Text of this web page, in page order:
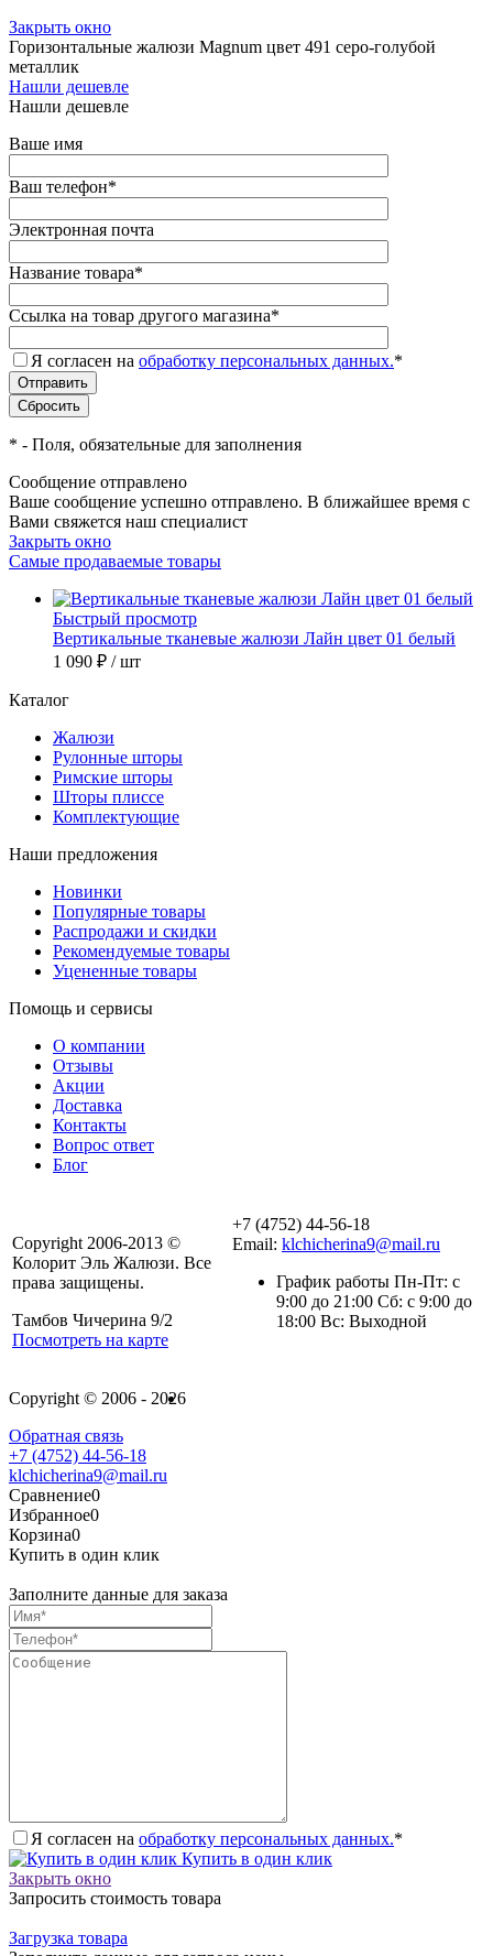
Закрыть окно
Горизонтальные жалюзи Magnum цвет 491 серо-голубой
металлик
Нашли дешевле
Нашли дешевле
Ваше имя
Ваш телефон*
Электронная почта
Название товара*
Ссылка на товар другого магазина*
Я согласен на обработку персональных данных.*
* - Поля, обязательные для заполнения
Сообщение отправлено
Ваше сообщение успешно отправлено. В ближайшее время с
Вами свяжется наш специалист
Закрыть окно
Самые продаваемые товары
Быстрый просмотр
Вертикальные тканевые жалюзи Лайн цвет 01 белый
1 090 ₽ / шт
Каталог
Жалюзи
Рулонные шторы
Римские шторы
Шторы плиссе
Комплектующие
Наши предложения
Новинки
Популярные товары
Распродажи и скидки
Рекомендуемые товары
Уцененные товары
Помощь и сервисы
О компании
Отзывы
Акции
Доставка
Контакты
Вопрос ответ
Блог
Copyright 2006-2013 ©
Колорит Эль Жалюзи. Все
права защищены.
Тамбов Чичерина 9/2
Посмотреть на карте
+7 (4752) 44-56-18
Email: klchicherina9@mail.ru
График работы Пн-Пт: с
9:00 до 21:00 Сб: с 9:00 до
18:00 Вс: Выходной
Copyright © 2006 - 2026
Обратная связь
+7 (4752) 44-56-18
klchicherina9@mail.ru
Сравнение0
Избранное0
Корзина0
Купить в один клик
Заполните данные для заказа
Я согласен на обработку персональных данных.*
Купить в один клик
Закрыть окно
Запросить стоимость товара
Загрузка товара